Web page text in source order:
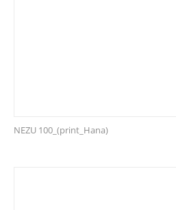
NEZU 100_(print_Hana)